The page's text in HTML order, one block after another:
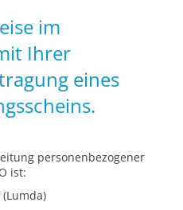
im
Ihrer
eines
personenbezogener
ist: